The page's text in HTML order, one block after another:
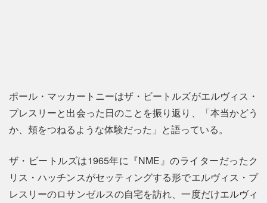
ポール・マッカートニーはザ・ビートルズがエルヴィス・
プレスリーと出会った日のことを振り返り、「本当かどう
か、頬をつねるような体験だった」と語っている。
ザ・ビートルズは1965年に『NME』のライターだったク
リス・ハッチンスがセッティングする形でエルヴィス・プ
レスリーのロサンゼルスの自宅を訪れ、一度だけエルヴィ